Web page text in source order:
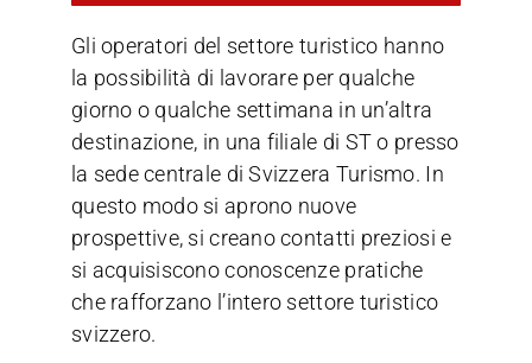
Gli operatori del settore turistico hanno
la possibilità di lavorare per qualche
giorno o qualche settimana in un’altra
destinazione, in una filiale di ST o presso
la sede centrale di Svizzera Turismo. In
questo modo si aprono nuove
prospettive, si creano contatti preziosi e
si acquisiscono conoscenze pratiche
che rafforzano l’intero settore turistico
svizzero.